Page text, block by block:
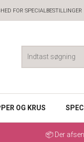
FOR SPECIALBESTILLINGER
OG KRUS
📦 Der